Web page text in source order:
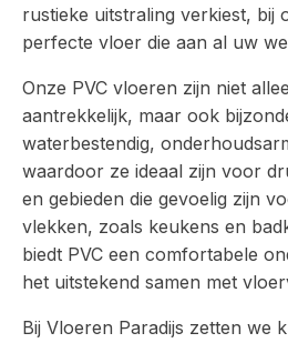
rustieke uitstraling verkiest, bij
perfecte vloer die aan al uw
Onze PVC vloeren zijn niet
aantrekkelijk, maar ook
waterbestendig,
waardoor ze ideaal zijn voor
en gebieden die gevoelig zijn
vlekken, zoals keukens en
biedt PVC een comfortabele
het uitstekend samen met
Bij Vloeren Paradijs zetten we